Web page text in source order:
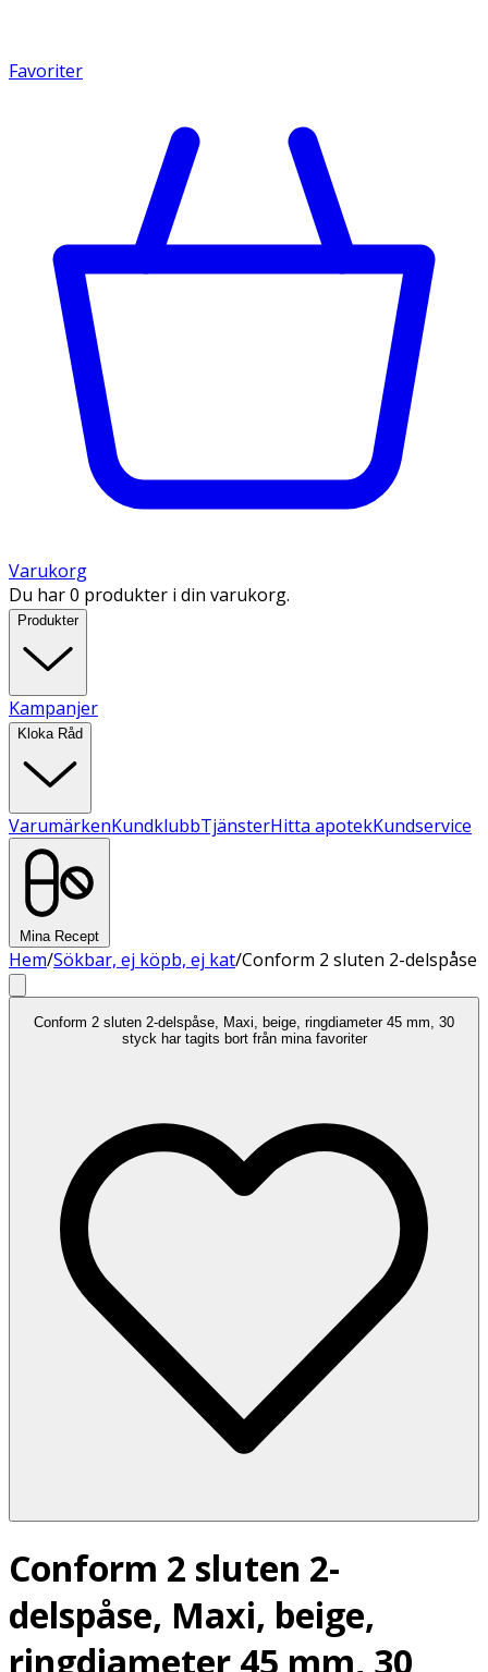
Favoriter
Varukorg
Du har 0 produkter i din varukorg.
Produkter
Kampanjer
Kloka Råd
VarumärkenKundklubbTjänsterHitta apotekKundservice
Mina Recept
Hem/Sökbar, ej köpb, ej kat/Conform 2 sluten 2-delspåse
Conform 2 sluten 2-delspåse, Maxi, beige, ringdiameter 45 mm, 30
styck har tagits bort från mina favoriter
Conform 2 sluten 2-
delspåse, Maxi, beige,
ringdiameter 45 mm, 30